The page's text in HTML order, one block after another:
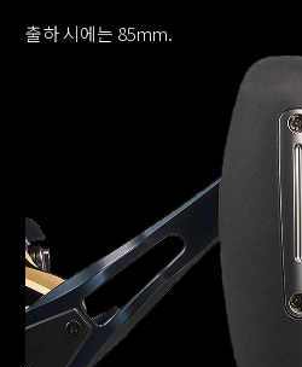
출하 시에는 85mm.